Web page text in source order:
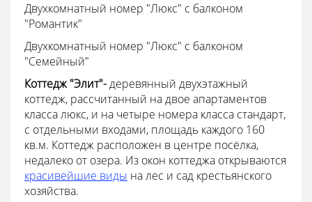
Двухкомнатный номер "Люкс" с балконом
"Романтик"
Двухкомнатный номер "Люкс" с балконом
"Семейный"
Коттедж "Элит"-деревянный двухэтажный
коттедж, рассчитанный на двое апартаментов
класса люкс, и на четыре номера класса стандарт,
с отдельными входами, площадь каждого 160
кв.м. Коттедж расположен в центре посёлка,
недалеко от озера. Из окон коттеджа открываются
красивейшие виды на лес и сад крестьянского
хозяйства.